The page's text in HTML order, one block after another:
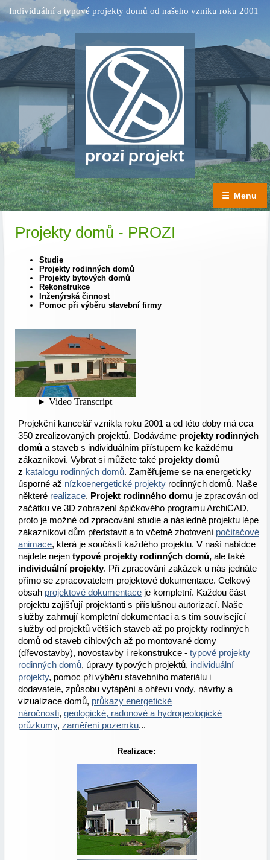
Individuální a typové projekty domů od našeho vzniku roku 2001
☰ Menu
Projekty domů - PROZI
Studie
Projekty rodinných domů
Projekty bytových domů
Rekonstrukce
Inženýrská činnost
Pomoc při výběru stavební firmy
Projekční kancelář vznikla roku 2001 a od této doby má cca
350 zrealizovaných projektů. Dodáváme projekty rodinných
domů a staveb s individuálním přístupem ke každému
zákazníkovi. Vybrat si můžete také projekty domů
z katalogu rodinných domů. Zaměřujeme se na energeticky
úsporné až nízkoenergetické projekty rodinných domů. Naše
některé realizace. Projekt rodinného domu je zpracován od
začátku ve 3D zobrazení špičkového programu ArchiCAD,
proto je možné od zpracování studie a následně projektu lépe
zákazníkovi dům představit a to včetně zhotovení počítačové
animace, která je součástí každého projektu. V naší nabídce
najdete nejen typové projekty rodinných domů, ale také
individuální projekty. Při zpracování zakázek u nás jednáte
přímo se zpracovatelem projektové dokumentace. Celkový
obsah projektové dokumentace je kompletní. Každou část
projektu zajišťují projektanti s příslušnou autorizací. Naše
služby zahrnují kompletní dokumentaci a s tím související
služby od projektů větších staveb až po projekty rodinných
domů od staveb cihlových až po montované domy
(dřevostavby), novostavby i rekonstrukce - typové projekty
rodinných domů, úpravy typových projektů, individuální
projekty, pomoc při výběru stavebního materiálu i
dodavatele, způsobu vytápění a ohřevu vody, návrhy a
vizualizace domů, průkazy energetické
náročnosti, geologické, radonové a hydrogeologické
průzkumy, zaměření pozemku...
Realizace: